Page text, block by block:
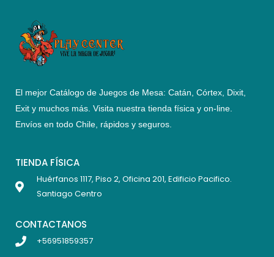
El mejor Catálogo de Juegos de Mesa: Catán, Córtex, Dixit,
Exit y muchos más. Visita nuestra tienda física y on-line.
Envíos en todo Chile, rápidos y seguros.
TIENDA FÍSICA
Huérfanos 1117, Piso 2, Oficina 201, Edificio Pacifico.
Santiago Centro
CONTACTANOS
+56951859357